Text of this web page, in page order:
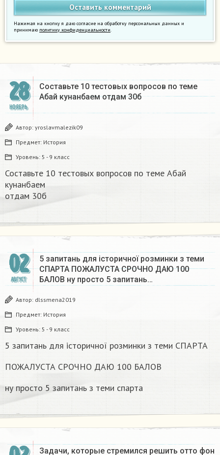
Нажимая на кнопку я даю согласие на обработку персональных данных и
принимаю политику конфиденциальности.
28
НОЯБРЬ
Составьте 10 тестовых вопросов по теме
Абай кунанбаем отдам 30б​
Автор: yroslavmalezik09
Предмет: История
Уровень: 5 - 9 класс
Составьте 10 тестовых вопросов по теме Абай
кунанбаем
отдам 30б​
02
АВГУСТ
5 запитань для історичної розминки з теми
СПАРТА ПОЖАЛУСТА СРОЧНО ДАЮ 100
БАЛОВ ну просто 5 запитань…
Автор: dlssmena2019
Предмет: История
Уровень: 5 - 9 класс
5 запитань для історичної розминки з теми СПАРТА
ПОЖАЛУСТА СРОЧНО ДАЮ 100 БАЛОВ
ну просто 5 запитань з теми спарта
Задачи, которые стремился решить отто фон